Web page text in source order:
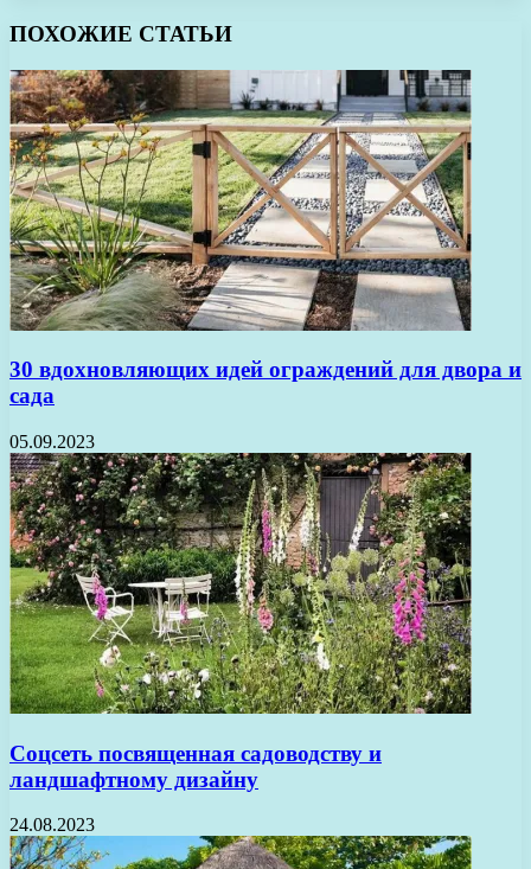
ПОХОЖИЕ СТАТЬИ
30 вдохновляющих идей ограждений для двора и
сада
05.09.2023
Соцсеть посвященная садоводству и
ландшафтному дизайну
24.08.2023